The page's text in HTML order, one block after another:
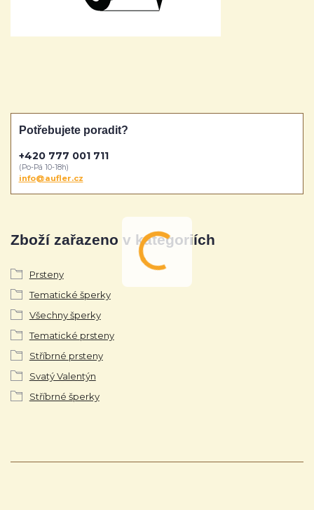
Zboží zařazeno v kategoriích
Prsteny
Tematické šperky
Všechny šperky
Tematické prsteny
Stříbrné prsteny
Svatý Valentýn
Stříbrné šperky
Potřebujete poradit?
+420 777 001 711
(Po-Pá 10-18h)
info@aufler.cz